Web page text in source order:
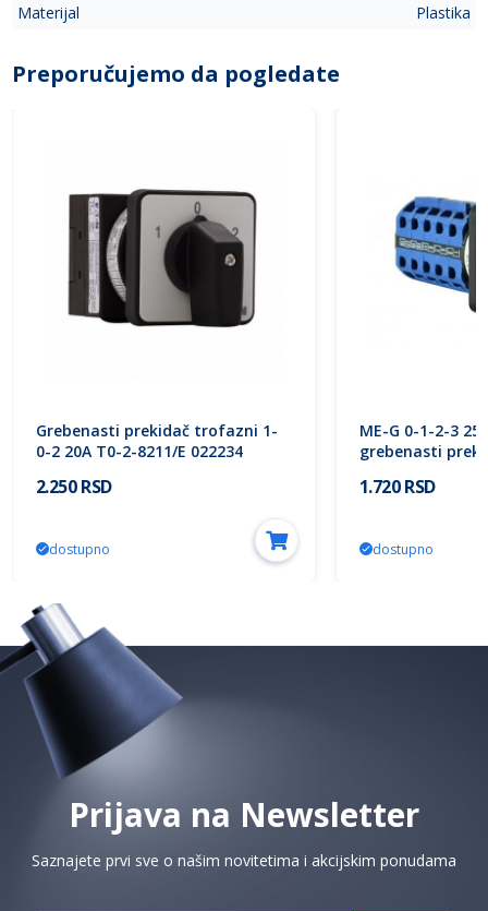
Materijal Plastika
Preporučujemo da pogledate
Grebenasti prekidač trofazni 1-
0-2 20A T0-2-8211/E 022234
2.250 RSD
dostupno
ME-G 0-1-2-3
grebenasti
1.720 RSD
dostupno
Prijava na Newsletter
Saznajete prvi sve o našim novitetima i akcijskim ponudama